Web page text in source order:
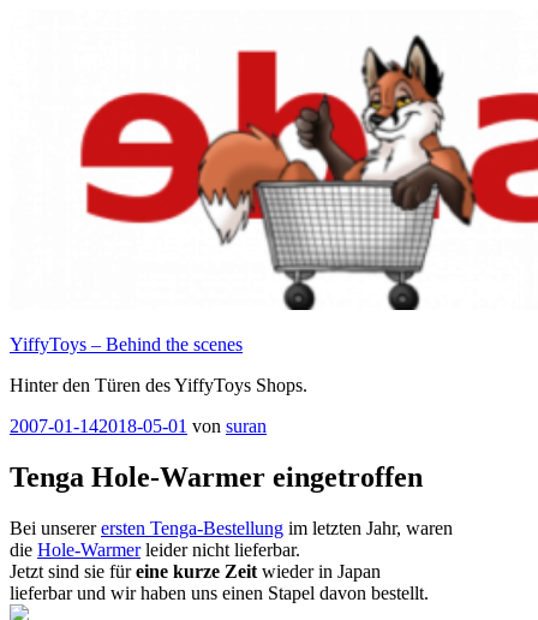
YiffyToys – Behind the scenes
Hinter den Türen des YiffyToys Shops.
Veröffentlicht
2007-01-142018-05-01 von suran
Tenga Hole-Warmer eingetroffen
Bei unsererersten Tenga-Bestellung im letzten Jahr, waren
die Hole-Warmerleider nicht lieferbar.
Jetzt sind sie füreine kurze Zeit wieder in Japan
lieferbar und wir haben uns einen Stapel davon bestellt.